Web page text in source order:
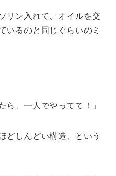
リン入れて、オイルを交
いるのと同じぐらいのミ
ら、一人でやってて！」
どしんどい構造、という